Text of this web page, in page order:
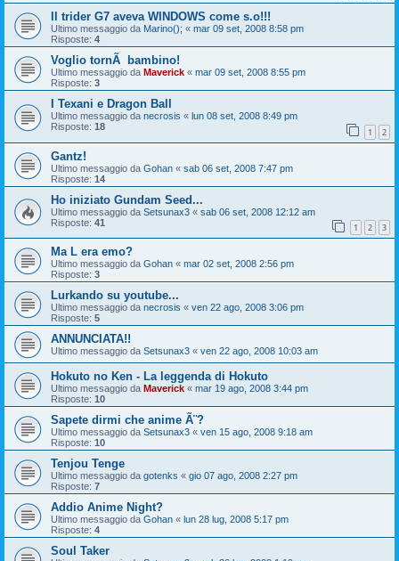
Il trider G7 aveva WINDOWS come s.o!!!
Ultimo messaggio da Marino(); « mar 09 set, 2008 8:58 pm
Risposte: 4
Voglio tornÃ bambino!
Ultimo messaggio da Maverick « mar 09 set, 2008 8:55 pm
Risposte: 3
I Texani e Dragon Ball
Ultimo messaggio da necrosis « lun 08 set, 2008 8:49 pm
Risposte: 18 1 2
Gantz!
Ultimo messaggio da Gohan « sab 06 set, 2008 7:47 pm
Risposte: 14
Ho iniziato Gundam Seed...
Ultimo messaggio da Setsunax3 « sab 06 set, 2008 12:12 am
Risposte: 41 1 2 3
Ma L era emo?
Ultimo messaggio da Gohan « mar 02 set, 2008 2:56 pm
Risposte: 3
Lurkando su youtube...
Ultimo messaggio da necrosis « ven 22 ago, 2008 3:06 pm
Risposte: 5
ANNUNCIATA!!
Ultimo messaggio da Setsunax3 « ven 22 ago, 2008 10:03 am
Hokuto no Ken - La leggenda di Hokuto
Ultimo messaggio da Maverick « mar 19 ago, 2008 3:44 pm
Risposte: 10
Sapete dirmi che anime Ã¨?
Ultimo messaggio da Setsunax3 « ven 15 ago, 2008 9:18 am
Risposte: 10
Tenjou Tenge
Ultimo messaggio da gotenks « gio 07 ago, 2008 2:27 pm
Risposte: 7
Addio Anime Night?
Ultimo messaggio da Gohan « lun 28 lug, 2008 5:17 pm
Risposte: 4
Soul Taker